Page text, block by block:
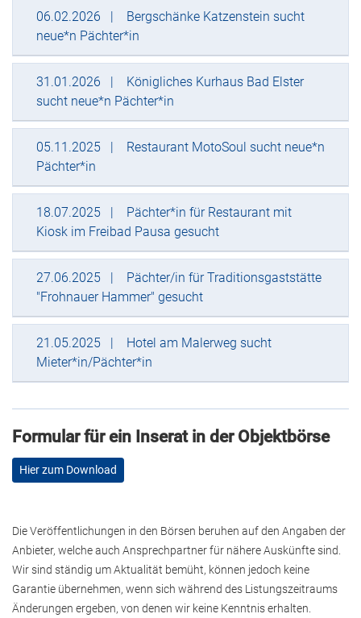
06.02.2026
Bergschänke Katzenstein sucht
neue*n Pächter*in
31.01.2026
Königliches Kurhaus Bad Elster
sucht neue*n Pächter*in
05.11.2025
Restaurant MotoSoul sucht neue*n
Pächter*in
18.07.2025
Pächter*in für Restaurant mit
Kiosk im Freibad Pausa gesucht
27.06.2025
Pächter/in für Traditionsgaststätte
"Frohnauer Hammer" gesucht
21.05.2025
Hotel am Malerweg sucht
Mieter*in/Pächter*in
Formular für ein Inserat in der Objektbörse
Hier zum Download
Die Veröffentlichungen in den Börsen beruhen auf den Angaben der
Anbieter, welche auch Ansprechpartner für nähere Auskünfte sind.
Wir sind ständig um Aktualität bemüht, können jedoch keine
Garantie übernehmen, wenn sich während des Listungszeitraums
Änderungen ergeben, von denen wir keine Kenntnis erhalten.